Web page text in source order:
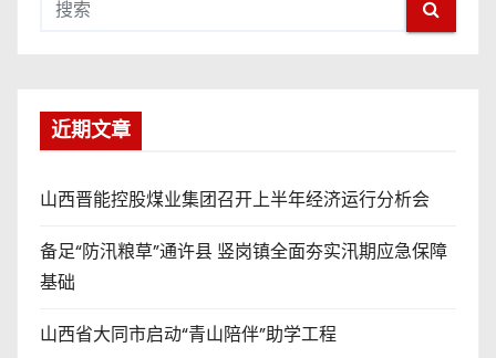
近期文章
山西晋能控股煤业集团召开上半年经济运行分析会
备足“防汛粮草”通许县 竖岗镇全面夯实汛期应急保障
基础
山西省大同市启动“青山陪伴”助学工程